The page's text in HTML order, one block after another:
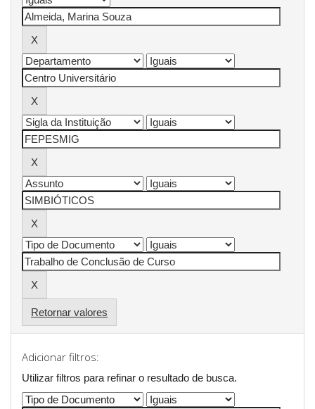
Retornar valores
Adicionar filtros:
Utilizar filtros para refinar o resultado de busca.